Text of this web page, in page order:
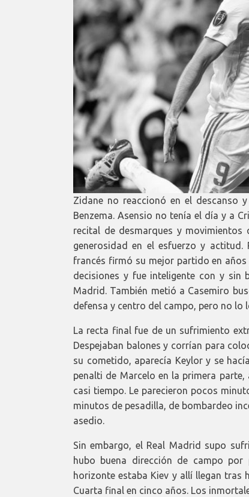
Zidane no reaccionó en el descanso
Benzema. Asensio no tenía el día y a
recital de desmarques y
generosidad en el esfuerzo y actitud.
francés firmó su mejor partido en
decisiones y fue inteligente con y sin
Madrid. También metió a Casemiro
defensa y centro del campo, pero no lo
La recta final fue de un sufrimiento
Despejaban balones y corrían para
su cometido, aparecía Keylor y se
penalti de Marcelo en la primera
casi tiempo. Le parecieron pocos
minutos de pesadilla, de bombardeo
asedio.
Sin embargo, el Real Madrid supo
hubo buena dirección de campo
horizonte estaba Kiev y allí llegan tras
Cuarta final en cinco años. Los